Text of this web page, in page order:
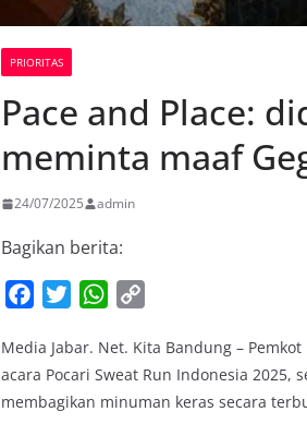
PRIORITAS
Pace and Place:
meminta maaf
24/07/2025 admin
Bagikan berita:
c
e
b
i
t
t
W
a
t
s
p
y
L
Media Jabar. Net. Kita Bandung –
acara Pocari Sweat Run Indonesia 2025,
membagikan minuman keras secara